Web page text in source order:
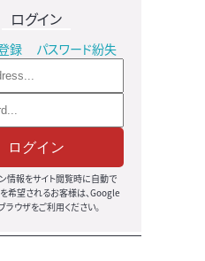
ログイン
録 パスワード紛失
ログイン
情報をサイト閲覧時に自動で
希望されるお客様は、Google
ラウザをご利用ください。